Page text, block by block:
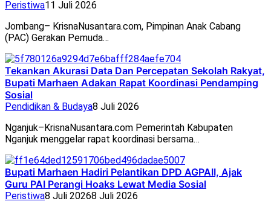
Peristiwa11 Juli 2026
Jombang– KrisnaNusantara.com, Pimpinan Anak Cabang
(PAC) Gerakan Pemuda…
Tekankan Akurasi Data Dan Percepatan Sekolah Rakyat,
Bupati Marhaen Adakan Rapat Koordinasi Pendamping
Sosial
Pendidikan & Budaya8 Juli 2026
Nganjuk–KrisnaNusantara.com Pemerintah Kabupaten
Nganjuk menggelar rapat koordinasi bersama…
Bupati Marhaen Hadiri Pelantikan DPD AGPAII, Ajak
Guru PAI Perangi Hoaks Lewat Media Sosial
Peristiwa8 Juli 20268 Juli 2026